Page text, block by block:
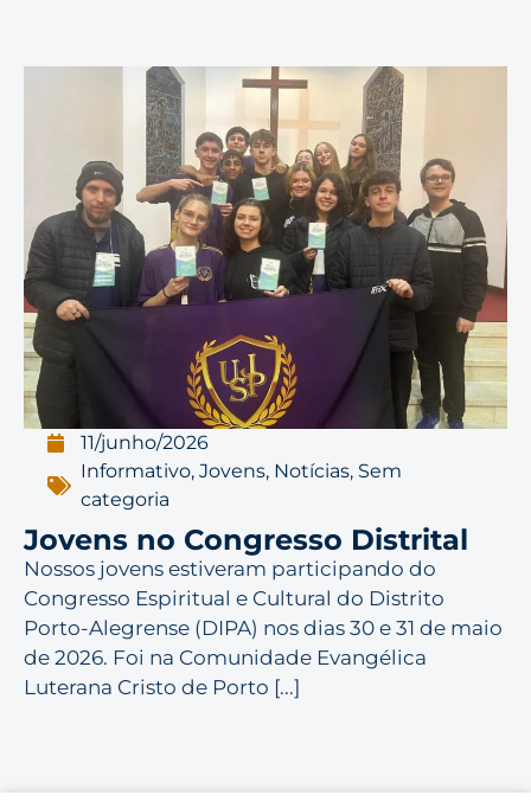
11/junho/2026
Informativo,Jovens, Notícias, Sem
categoria
Jovens no Congresso Distrital
Nossos jovens estiveram participando do
Congresso Espiritual e Cultural do Distrito
Porto-Alegrense (DIPA) nos dias 30 e 31 de maio
de 2026. Foi na Comunidade Evangélica
Luterana Cristo de Porto [...]